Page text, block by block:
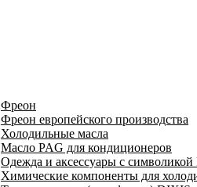
Фреон
Фреон европейского производства
Холодильные масла
Масло PAG для кондиционеров
Одежда и аксессуары с
Химические компоненты для